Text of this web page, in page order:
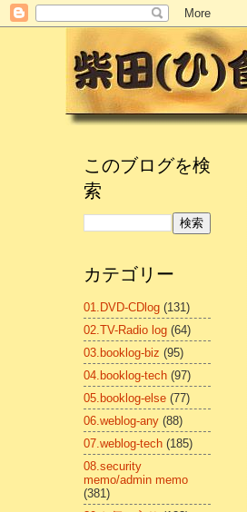
このブログを検
索
カテゴリー
01.DVD-CDlog (131)
02.TV-Radio log (64)
03.booklog-biz (95)
04.booklog-tech (97)
05.booklog-else (77)
06.weblog-any (88)
07.weblog-tech (185)
08.security
memo/admin memo
(381)